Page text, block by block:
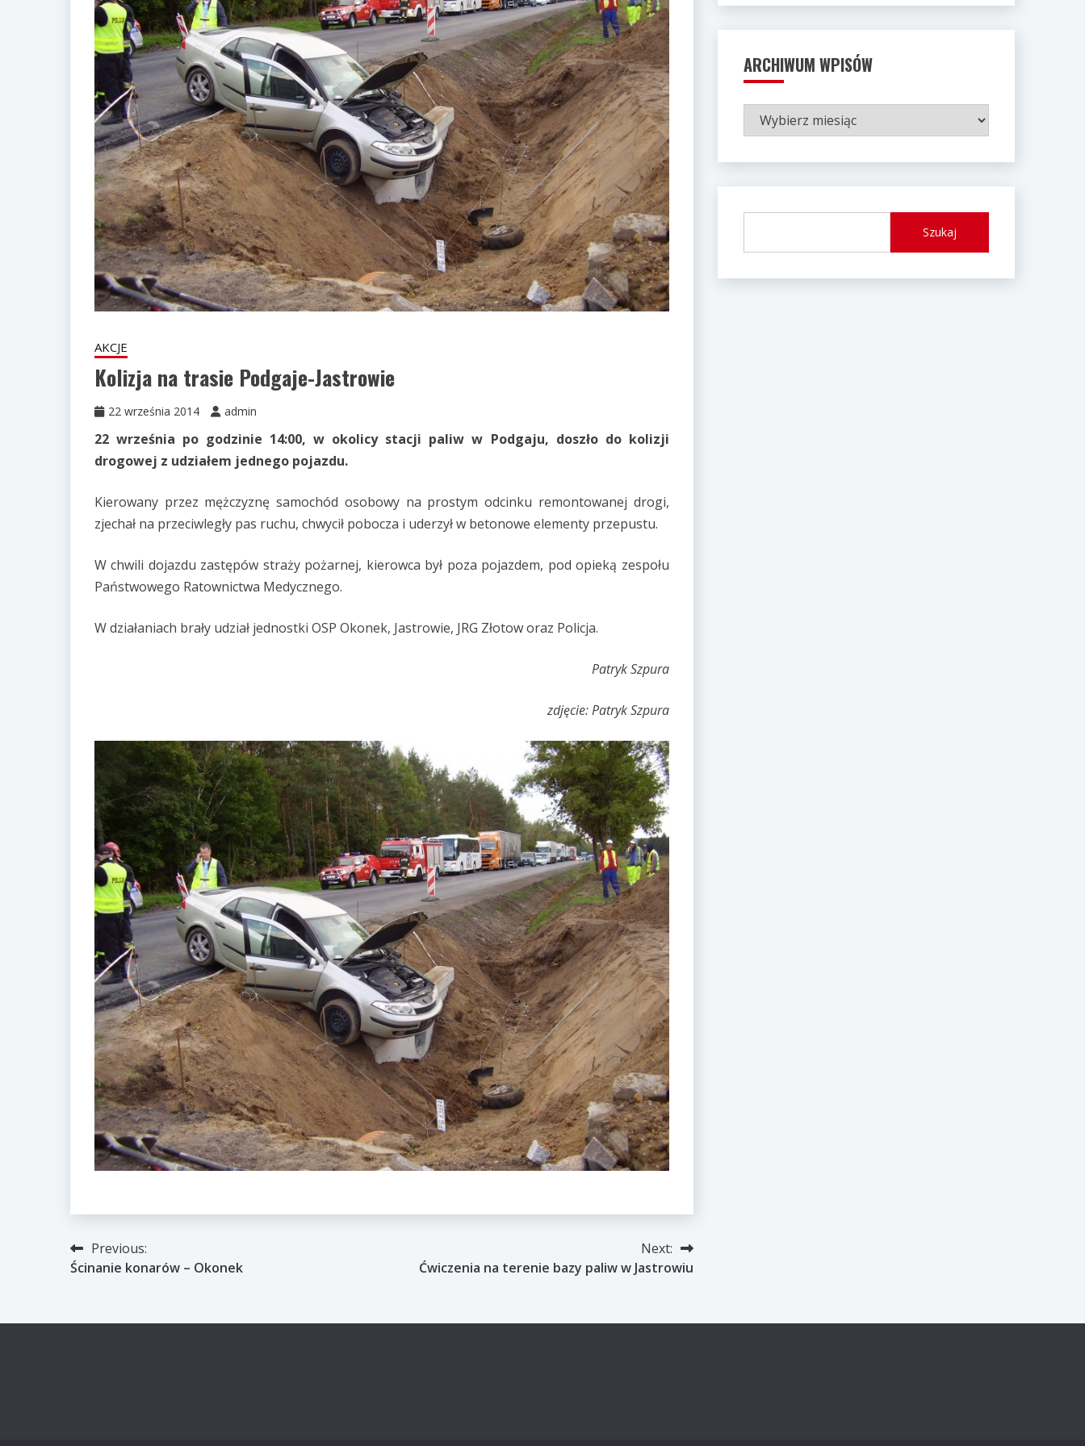
AKCJE
Kolizja na trasie Podgaje-Jastrowie
22 września 2014 admin
22 września po godzinie 14:00, w okolicy stacji paliw w Podgaju, doszło do kolizji
drogowej z udziałem jednego pojazdu.
Kierowany przez mężczyznę samochód osobowy na prostym odcinku remontowanej drogi,
zjechał na przeciwległy pas ruchu, chwycił pobocza i uderzył w betonowe elementy przepustu.
W chwili dojazdu zastępów straży pożarnej, kierowca był poza pojazdem, pod opieką zespołu
Państwowego Ratownictwa Medycznego.
W działaniach brały udział jednostki OSP Okonek, Jastrowie, JRG Złotow oraz Policja.
Patryk Szpura
zdjęcie: Patryk Szpura
Nawigacja
wpisu
Previous:
Ścinanie konarów – Okonek
Next:
Ćwiczenia na terenie bazy paliw w Jastrowiu
ARCHIWUM WPISÓW
ARCHIWUM
WPISÓW
Szukaj